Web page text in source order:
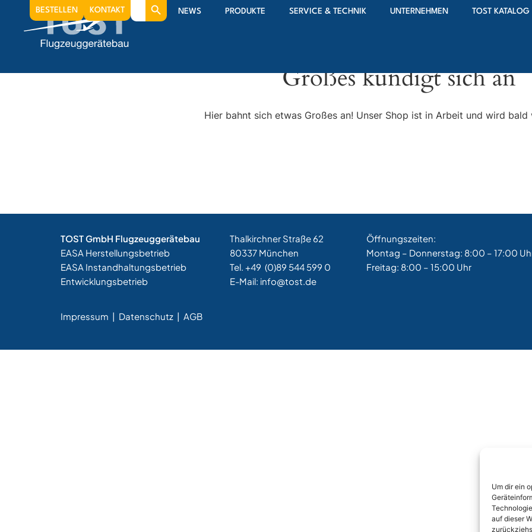
Um dir ein
auf dieser
NEWS PRODUKTE SERVICE & TECHNIK UNTERNEHMEN TOST KATALOG
BESTELLEN KONTAKT
Search
for:
Großes kündigt sich an
Hier bahnt sich etwas Großes an! Unser Shop ist in Arbeit und wird
TOST GmbH Flugzeuggerätebau
EASA Herstellungsbetrieb
EASA Instandhaltungsbetrieb
Entwicklungsbetrieb
Thalkirchner Straße 62
80337 München
Tel. +49 (0)89 544 599 0
E-Mail: info@tost.de
Öffnungszeiten:
Montag – Donnerstag: 8:00 – 17:00
Freitag: 8:00 – 15:00 Uhr
Impressum | Datenschutz | AGB